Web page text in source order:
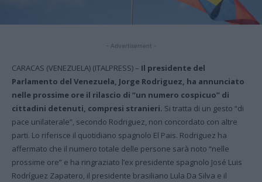
- Advertisement -
CARACAS (VENEZUELA) (ITALPRESS) – Il presidente del
Parlamento del Venezuela, Jorge Rodriguez, ha annunciato
nelle prossime ore il rilascio di “un numero cospicuo” di
cittadini detenuti, compresi stranieri. Si tratta di un gesto “di
pace unilaterale”, secondo Rodriguez, non concordato con altre
parti. Lo riferisce il quotidiano spagnolo El Pais. Rodriguez ha
affermato che il numero totale delle persone sarà noto “nelle
prossime ore” e ha ringraziato l’ex presidente spagnolo José Luis
Rodríguez Zapatero, il presidente brasiliano Lula Da Silva e il